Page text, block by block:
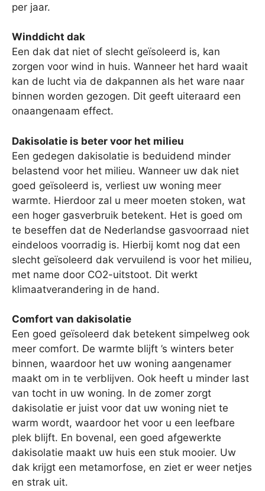
per jaar.
Winddicht dak
Een dak dat niet of slecht geïsoleerd is, kan
zorgen voor wind in huis. Wanneer het hard waait
kan de lucht via de dakpannen als het ware naar
binnen worden gezogen. Dit geeft uiteraard een
onaangenaam effect.
Dakisolatie is beter voor het milieu
Een gedegen dakisolatie is beduidend minder
belastend voor het milieu. Wanneer uw dak niet
goed geïsoleerd is, verliest uw woning meer
warmte. Hierdoor zal u meer moeten stoken, wat
een hoger gasverbruik betekent. Het is goed om
te beseffen dat de Nederlandse gasvoorraad niet
eindeloos voorradig is. Hierbij komt nog dat een
slecht geïsoleerd dak vervuilend is voor het milieu,
met name door CO2-uitstoot. Dit werkt
klimaatverandering in de hand.
Comfort van dakisolatie
Een goed geïsoleerd dak betekent simpelweg ook
meer comfort. De warmte blijft ’s winters beter
binnen, waardoor het uw woning aangenamer
maakt om in te verblijven. Ook heeft u minder last
van tocht in uw woning. In de zomer zorgt
dakisolatie er juist voor dat uw woning niet te
warm wordt, waardoor het voor u een leefbare
plek blijft. En bovenal, een goed afgewerkte
dakisolatie maakt uw huis een stuk mooier. Uw
dak krijgt een metamorfose, en ziet er weer netjes
en strak uit.